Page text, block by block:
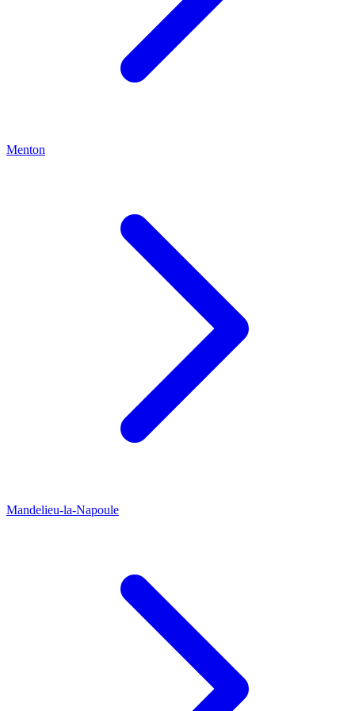
Menton
Mandelieu-la-Napoule